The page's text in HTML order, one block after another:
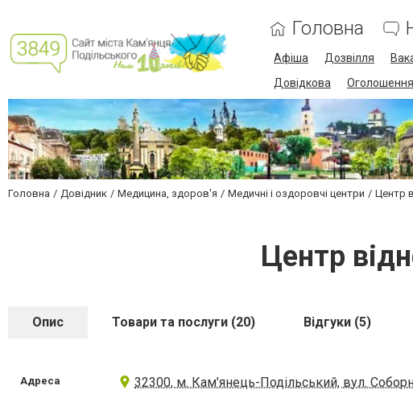
Головна
Афіша Дозвілля
Довідкова
Оголошення
Головна Довідник Медицина, здоров'я Медичні і оздоровчі центри Центр
Центр
Опис Товари та послуги (20) Відгуки (5)
Адреса 32300, м. Кам'янець-Подільський, вул.